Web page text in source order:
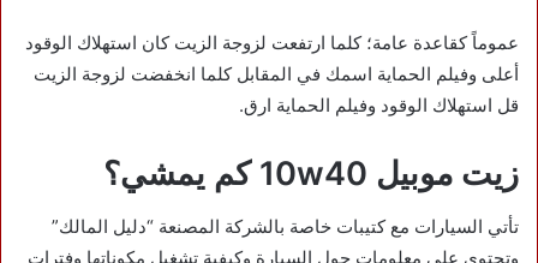
عموماً كقاعدة عامة؛ كلما ارتفعت لزوجة الزيت كان استهلاك الوقود
أعلى وفيلم الحماية اسمك في المقابل كلما انخفضت لزوجة الزيت
قل استهلاك الوقود وفيلم الحماية ارق.
زيت موبيل 10w40 كم يمشي؟
تأتي السيارات مع كتيبات خاصة بالشركة المصنعة “دليل المالك”
وتحتوي على معلومات حول السيارة وكيفية تشغيل مكوناتها وفترات